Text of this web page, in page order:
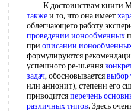
К достоинствам книги
такжеи то, что она имеет
облегчающего работу
проведении ионообменных
при описании
формулируются
успешного ре-ш.ення
задач, обосновываетсявыбор
или аннонит), степени его
приводитсяперечень
различных типов. Здесь